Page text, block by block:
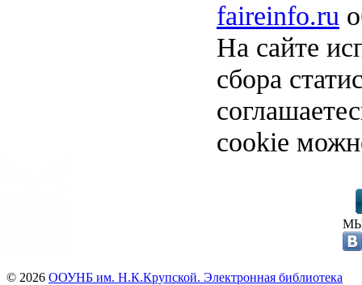
faireinfo.ru
На сайте
сбора
cookie
© 2026 ООУНБ им. Н.К.Крупской. Электронная библиотека